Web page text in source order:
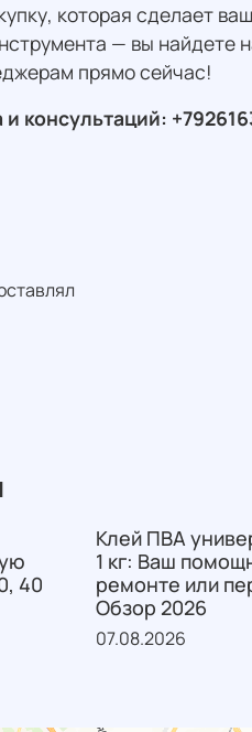
которая сделает
— вы найдете
прямо сейчас!
консультаций:
40
Клей ПВА
1 кг: Ваш
ремонте или
Обзор 2026
07.08.2026